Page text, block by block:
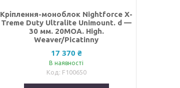
Кріплення-моноблок Nightforce X-
Treme Duty Ultralite Unimount. d —
30 мм. 20МОА. High.
Weaver/Picatinny
17 370 ₴
В наявності
F100650